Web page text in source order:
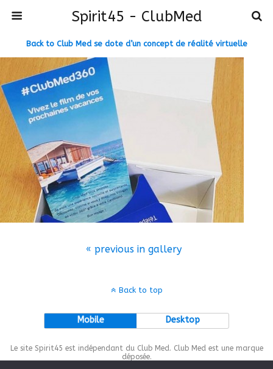
Spirit45 - ClubMed
Back to Club Med se dote d’un concept de réalité virtuelle
« previous in gallery
Back to top
Mobile Desktop
Le site Spirit45 est indépendant du Club Med. Club Med est une marque
déposée.